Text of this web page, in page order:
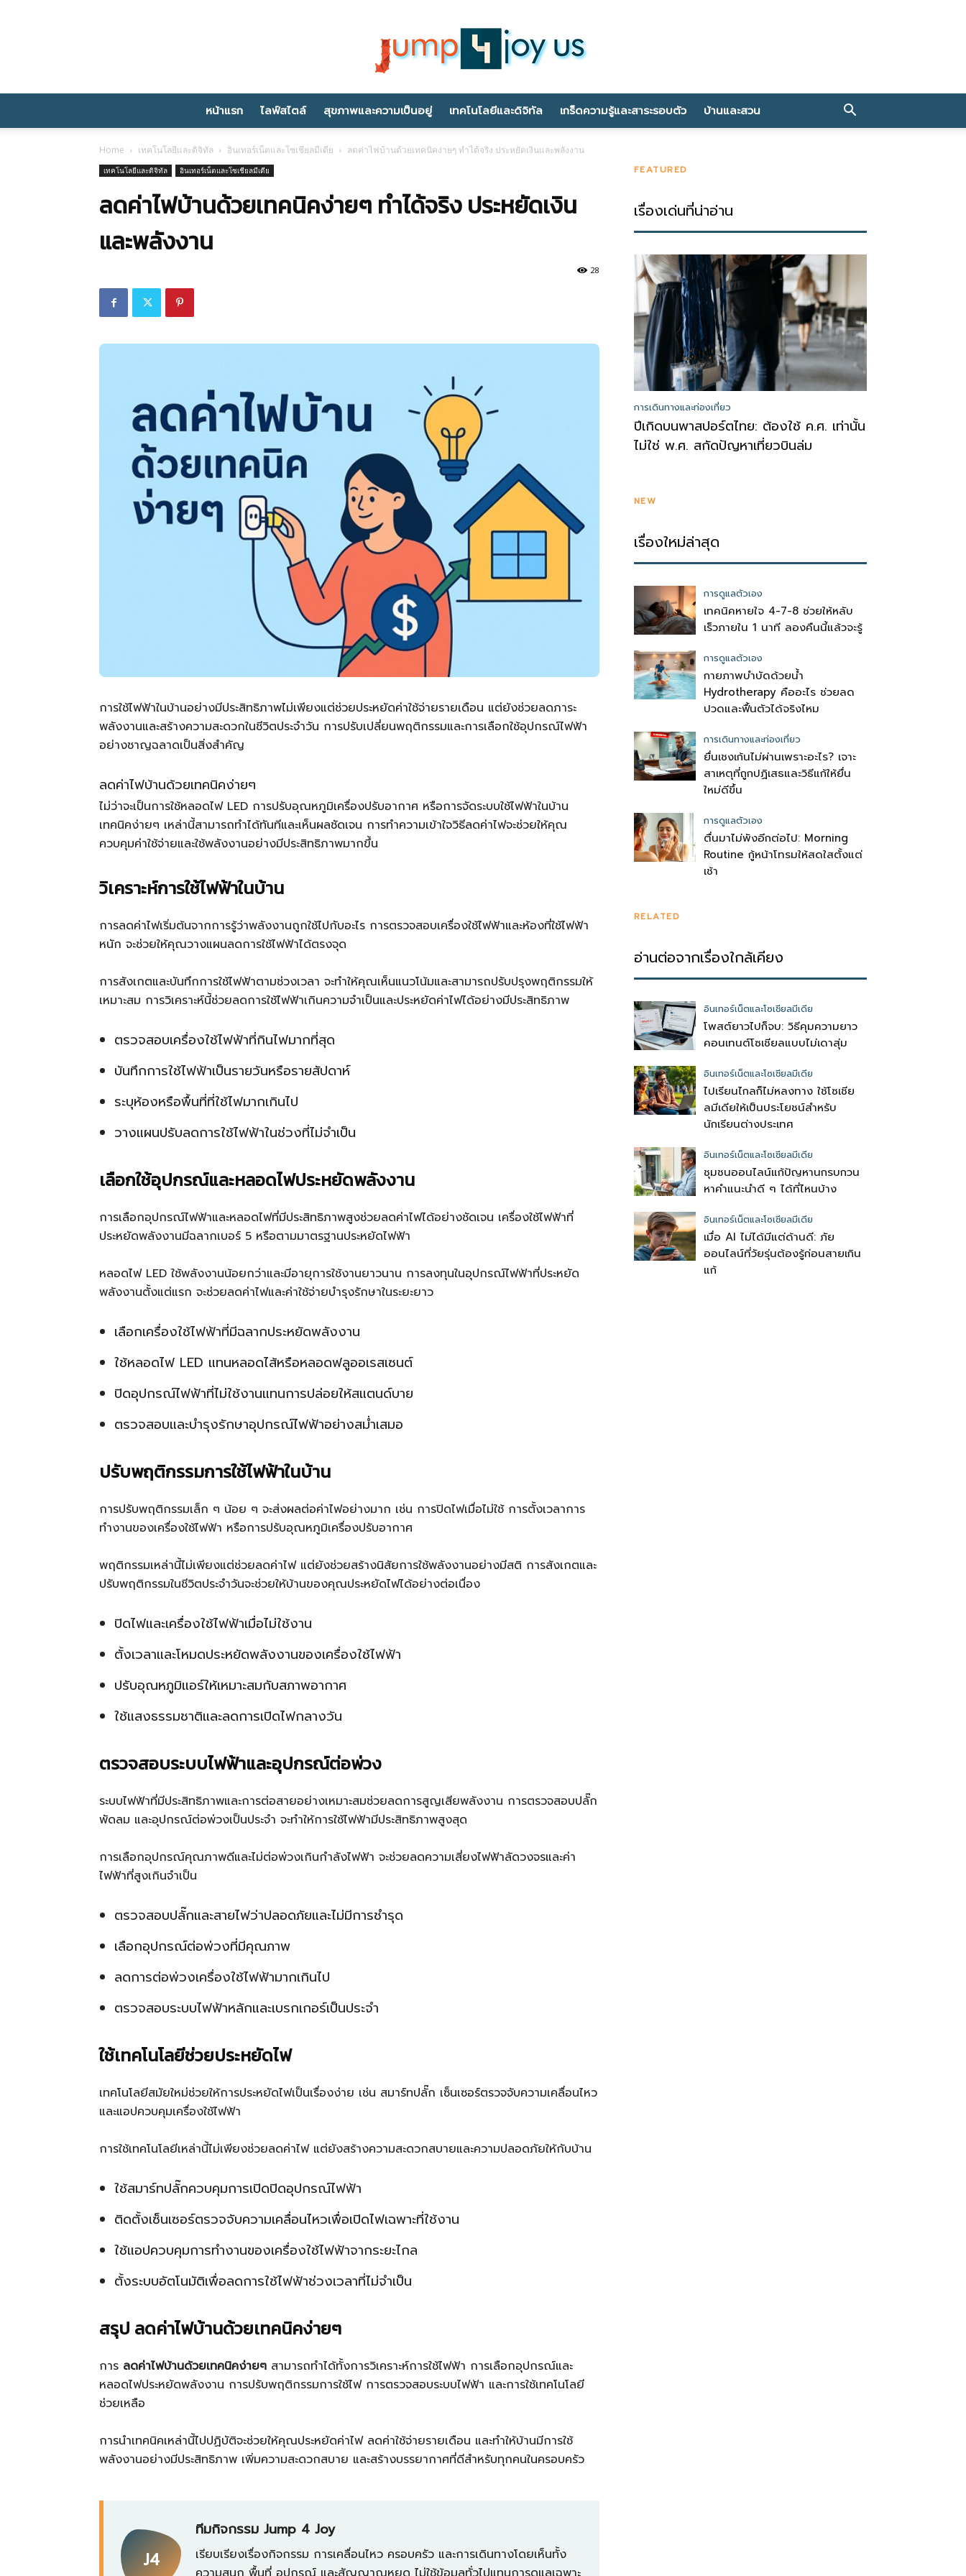
jump4joyus.com
หน้าแรก ไลฟ์สไตล์ สุขภาพและความเป็นอยู่ เทคโนโลยีและดิจิทัล เกร็ดความรู้และสาระรอบตัว บ้านและสวน
Home เทคโนโลยีและดิจิทัล อินเทอร์เน็ตและโซเชียลมีเดีย ลดค่าไฟบ้านด้วยเทคนิคง่ายๆ ทำได้จริง ประหยัดเงินและพลังงาน
เทคโนโลยีและดิจิทัล อินเทอร์เน็ตและโซเชียลมีเดีย
ลดค่าไฟบ้านด้วยเทคนิคง่ายๆ ทำได้จริง ประหยัดเงิน
และพลังงาน
28
การใช้ไฟฟ้าในบ้านอย่างมีประสิทธิภาพไม่เพียงแต่ช่วยประหยัดค่าใช้จ่ายรายเดือน แต่ยังช่วยลดภาระ
พลังงานและสร้างความสะดวกในชีวิตประจำวัน การปรับเปลี่ยนพฤติกรรมและการเลือกใช้อุปกรณ์ไฟฟ้า
อย่างชาญฉลาดเป็นสิ่งสำคัญ
ลดค่าไฟบ้านด้วยเทคนิคง่ายๆ
ไม่ว่าจะเป็นการใช้หลอดไฟ LED การปรับอุณหภูมิเครื่องปรับอากาศ หรือการจัดระบบใช้ไฟฟ้าในบ้าน
เทคนิคง่ายๆ เหล่านี้สามารถทำได้ทันทีและเห็นผลชัดเจน การทำความเข้าใจวิธีลดค่าไฟจะช่วยให้คุณ
ควบคุมค่าใช้จ่ายและใช้พลังงานอย่างมีประสิทธิภาพมากขึ้น
วิเคราะห์การใช้ไฟฟ้าในบ้าน
การลดค่าไฟเริ่มต้นจากการรู้ว่าพลังงานถูกใช้ไปกับอะไร การตรวจสอบเครื่องใช้ไฟฟ้าและห้องที่ใช้ไฟฟ้า
หนัก จะช่วยให้คุณวางแผนลดการใช้ไฟฟ้าได้ตรงจุด
การสังเกตและบันทึกการใช้ไฟฟ้าตามช่วงเวลา จะทำให้คุณเห็นแนวโน้มและสามารถปรับปรุงพฤติกรรมให้
เหมาะสม การวิเคราะห์นี้ช่วยลดการใช้ไฟฟ้าเกินความจำเป็นและประหยัดค่าไฟได้อย่างมีประสิทธิภาพ
ตรวจสอบเครื่องใช้ไฟฟ้าที่กินไฟมากที่สุด
บันทึกการใช้ไฟฟ้าเป็นรายวันหรือรายสัปดาห์
ระบุห้องหรือพื้นที่ที่ใช้ไฟมากเกินไป
วางแผนปรับลดการใช้ไฟฟ้าในช่วงที่ไม่จำเป็น
เลือกใช้อุปกรณ์และหลอดไฟประหยัดพลังงาน
การเลือกอุปกรณ์ไฟฟ้าและหลอดไฟที่มีประสิทธิภาพสูงช่วยลดค่าไฟได้อย่างชัดเจน เครื่องใช้ไฟฟ้าที่
ประหยัดพลังงานมีฉลากเบอร์ 5 หรือตามมาตรฐานประหยัดไฟฟ้า
หลอดไฟ LED ใช้พลังงานน้อยกว่าและมีอายุการใช้งานยาวนาน การลงทุนในอุปกรณ์ไฟฟ้าที่ประหยัด
พลังงานตั้งแต่แรก จะช่วยลดค่าไฟและค่าใช้จ่ายบำรุงรักษาในระยะยาว
เลือกเครื่องใช้ไฟฟ้าที่มีฉลากประหยัดพลังงาน
ใช้หลอดไฟ LED แทนหลอดไส้หรือหลอดฟลูออเรสเซนต์
ปิดอุปกรณ์ไฟฟ้าที่ไม่ใช้งานแทนการปล่อยให้สแตนด์บาย
ตรวจสอบและบำรุงรักษาอุปกรณ์ไฟฟ้าอย่างสม่ำเสมอ
ปรับพฤติกรรมการใช้ไฟฟ้าในบ้าน
การปรับพฤติกรรมเล็ก ๆ น้อย ๆ จะส่งผลต่อค่าไฟอย่างมาก เช่น การปิดไฟเมื่อไม่ใช้ การตั้งเวลาการ
ทำงานของเครื่องใช้ไฟฟ้า หรือการปรับอุณหภูมิเครื่องปรับอากาศ
พฤติกรรมเหล่านี้ไม่เพียงแต่ช่วยลดค่าไฟ แต่ยังช่วยสร้างนิสัยการใช้พลังงานอย่างมีสติ การสังเกตและ
ปรับพฤติกรรมในชีวิตประจำวันจะช่วยให้บ้านของคุณประหยัดไฟได้อย่างต่อเนื่อง
ปิดไฟและเครื่องใช้ไฟฟ้าเมื่อไม่ใช้งาน
ตั้งเวลาและโหมดประหยัดพลังงานของเครื่องใช้ไฟฟ้า
ปรับอุณหภูมิแอร์ให้เหมาะสมกับสภาพอากาศ
ใช้แสงธรรมชาติและลดการเปิดไฟกลางวัน
ตรวจสอบระบบไฟฟ้าและอุปกรณ์ต่อพ่วง
ระบบไฟฟ้าที่มีประสิทธิภาพและการต่อสายอย่างเหมาะสมช่วยลดการสูญเสียพลังงาน การตรวจสอบปลั๊ก
พัดลม และอุปกรณ์ต่อพ่วงเป็นประจำ จะทำให้การใช้ไฟฟ้ามีประสิทธิภาพสูงสุด
การเลือกอุปกรณ์คุณภาพดีและไม่ต่อพ่วงเกินกำลังไฟฟ้า จะช่วยลดความเสี่ยงไฟฟ้าลัดวงจรและค่า
ไฟฟ้าที่สูงเกินจำเป็น
ตรวจสอบปลั๊กและสายไฟว่าปลอดภัยและไม่มีการชำรุด
เลือกอุปกรณ์ต่อพ่วงที่มีคุณภาพ
ลดการต่อพ่วงเครื่องใช้ไฟฟ้ามากเกินไป
ตรวจสอบระบบไฟฟ้าหลักและเบรกเกอร์เป็นประจำ
ใช้เทคโนโลยีช่วยประหยัดไฟ
เทคโนโลยีสมัยใหม่ช่วยให้การประหยัดไฟเป็นเรื่องง่าย เช่น สมาร์ทปลั๊ก เซ็นเซอร์ตรวจจับความเคลื่อนไหว
และแอปควบคุมเครื่องใช้ไฟฟ้า
การใช้เทคโนโลยีเหล่านี้ไม่เพียงช่วยลดค่าไฟ แต่ยังสร้างความสะดวกสบายและความปลอดภัยให้กับบ้าน
ใช้สมาร์ทปลั๊กควบคุมการเปิดปิดอุปกรณ์ไฟฟ้า
ติดตั้งเซ็นเซอร์ตรวจจับความเคลื่อนไหวเพื่อเปิดไฟเฉพาะที่ใช้งาน
ใช้แอปควบคุมการทำงานของเครื่องใช้ไฟฟ้าจากระยะไกล
ตั้งระบบอัตโนมัติเพื่อลดการใช้ไฟฟ้าช่วงเวลาที่ไม่จำเป็น
สรุป ลดค่าไฟบ้านด้วยเทคนิคง่ายๆ
การ ลดค่าไฟบ้านด้วยเทคนิคง่ายๆ สามารถทำได้ทั้งการวิเคราะห์การใช้ไฟฟ้า การเลือกอุปกรณ์และ
หลอดไฟประหยัดพลังงาน การปรับพฤติกรรมการใช้ไฟ การตรวจสอบระบบไฟฟ้า และการใช้เทคโนโลยี
ช่วยเหลือ
การนำเทคนิคเหล่านี้ไปปฏิบัติจะช่วยให้คุณประหยัดค่าไฟ ลดค่าใช้จ่ายรายเดือน และทำให้บ้านมีการใช้
พลังงานอย่างมีประสิทธิภาพ เพิ่มความสะดวกสบาย และสร้างบรรยากาศที่ดีสำหรับทุกคนในครอบครัว
J4
ทีมกิจกรรม Jump 4 Joy
เรียบเรียงเรื่องกิจกรรม การเคลื่อนไหว ครอบครัว และการเดินทางโดยเห็นทั้ง
FEATURED
เรื่องเด่นที่น่าอ่าน
การเดินทางและท่องเที่ยว
ปีเกิดบนพาสปอร์ตไทย: ต้องใช้ ค.ศ. เท่านั้น
ไม่ใช่ พ.ศ. สกัดปัญหาเที่ยวบินล่ม
NEW
เรื่องใหม่ล่าสุด
การดูแลตัวเอง
เทคนิคหายใจ 4-7-8 ช่วยให้หลับ
เร็วภายใน 1 นาที ลองคืนนี้แล้วจะรู้
การดูแลตัวเอง
กายภาพบำบัดด้วยน้ำ
Hydrotherapy คืออะไร ช่วยลด
ปวดและฟื้นตัวได้จริงไหม
การเดินทางและท่องเที่ยว
ยื่นเชงเก้นไม่ผ่านเพราะอะไร? เจาะ
สาเหตุที่ถูกปฏิเสธและวิธีแก้ให้ยื่น
ใหม่ดีขึ้น
การดูแลตัวเอง
ตื่นมาไม่พังอีกต่อไป: Morning
Routine กู้หน้าโทรมให้สดใสตั้งแต่
เช้า
RELATED
อ่านต่อจากเรื่องใกล้เคียง
อินเทอร์เน็ตและโซเชียลมีเดีย
โพสต์ยาวไปก็จบ: วิธีคุมความยาว
คอนเทนต์โซเชียลแบบไม่เดาสุ่ม
อินเทอร์เน็ตและโซเชียลมีเดีย
ไปเรียนไกลก็ไม่หลงทาง ใช้โซเชีย
ลมีเดียให้เป็นประโยชน์สำหรับ
นักเรียนต่างประเทศ
อินเทอร์เน็ตและโซเชียลมีเดีย
ชุมชนออนไลน์แก้ปัญหานกรบกวน
หาคำแนะนำดี ๆ ได้ที่ไหนบ้าง
อินเทอร์เน็ตและโซเชียลมีเดีย
เมื่อ AI ไม่ได้มีแต่ด้านดี: ภัย
ออนไลน์ที่วัยรุ่นต้องรู้ก่อนสายเกิน
แก้